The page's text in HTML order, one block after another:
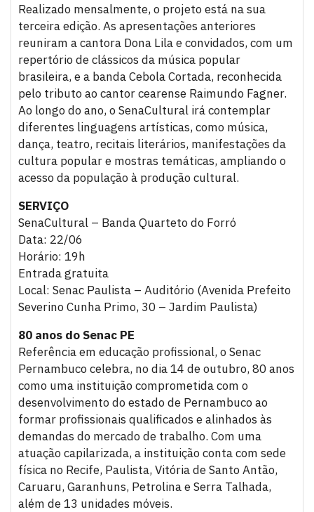
Realizado mensalmente, o projeto está na sua
terceira edição. As apresentações anteriores
reuniram a cantora Dona Lila e convidados, com um
repertório de clássicos da música popular
brasileira, e a banda Cebola Cortada, reconhecida
pelo tributo ao cantor cearense Raimundo Fagner.
Ao longo do ano, o SenaCultural irá contemplar
diferentes linguagens artísticas, como música,
dança, teatro, recitais literários, manifestações da
cultura popular e mostras temáticas, ampliando o
acesso da população à produção cultural.
SERVIÇO
SenaCultural – Banda Quarteto do Forró
Data: 22/06
Horário: 19h
Entrada gratuita
Local: Senac Paulista – Auditório (Avenida Prefeito
Severino Cunha Primo, 30 – Jardim Paulista)
80 anos do Senac PE
Referência em educação profissional, o Senac
Pernambuco celebra, no dia 14 de outubro, 80 anos
como uma instituição comprometida com o
desenvolvimento do estado de Pernambuco ao
formar profissionais qualificados e alinhados às
demandas do mercado de trabalho. Com uma
atuação capilarizada, a instituição conta com sede
física no Recife, Paulista, Vitória de Santo Antão,
Caruaru, Garanhuns, Petrolina e Serra Talhada,
além de 13 unidades móveis.